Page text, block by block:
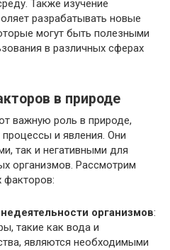
Также изучение
разрабатывать новые
могут быть полезными
в различных сферах
в природе
важную роль в природе,
и явления. Они
так и негативными для
организмов. Рассмотрим
факторов:
организмов:
такие как вода и
являются необходимыми